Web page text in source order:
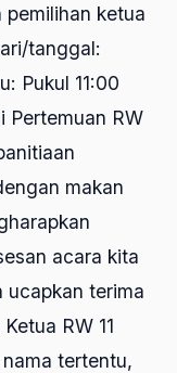
ketua
tanggal:
Pukul 11:00
Pertemuan RW
makan
acara kita
ucapkan terima
RW 11
tertentu,